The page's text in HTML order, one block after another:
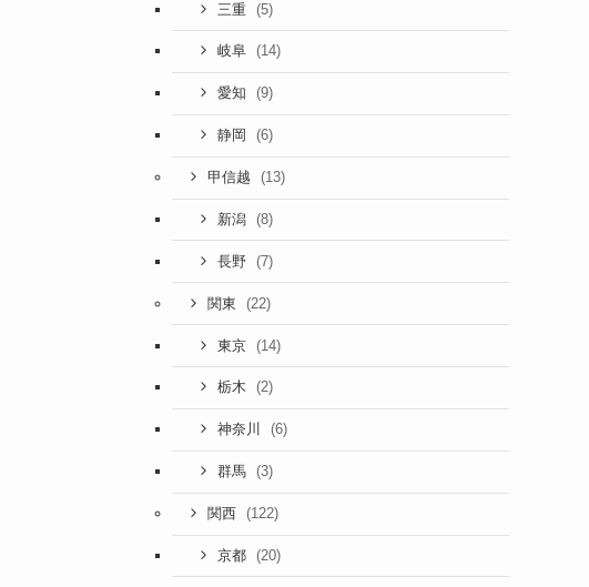
三重 (5)
岐阜 (14)
愛知 (9)
静岡 (6)
甲信越 (13)
新潟 (8)
長野 (7)
関東 (22)
東京 (14)
栃木 (2)
神奈川 (6)
群馬 (3)
関西 (122)
京都 (20)